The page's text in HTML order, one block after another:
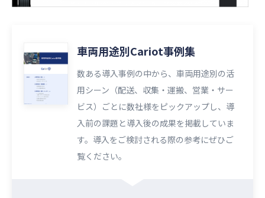
車両用途別Cariot事例集
数ある導入事例の中から、車両用途別の活
用シーン（配送、収集・運搬、営業・サー
ビス）ごとに数社様をピックアップし、導
入前の課題と導入後の成果を掲載していま
す。導入をご検討される際の参考にぜひご
覧ください。​​